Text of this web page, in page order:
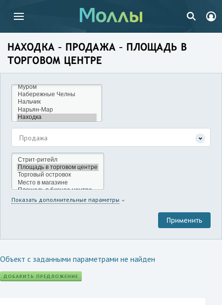
НАХОДКА – ПРОДАЖА – ПЛОЩАДЬ В
ТОРГОВОМ ЦЕНТРЕ
Продажа
Показать дополнительные параметры
Объект с заданными параметрами не найден
ДОБАВИТЬ ПРЕДЛОЖЕНИЕ